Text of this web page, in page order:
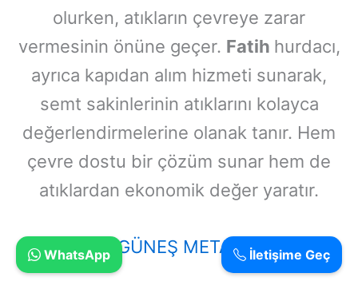
olurken, atıkların çevreye zarar
vermesinin önüne geçer. Fatih hurdacı,
ayrıca kapıdan alım hizmeti sunarak,
semt sakinlerinin atıklarını kolayca
değerlendirmelerine olanak tanır. Hem
çevre dostu bir çözüm sunar hem de
atıklardan ekonomik değer yaratır.
GÜNEŞ METAL İletişime Geç
WhatsApp